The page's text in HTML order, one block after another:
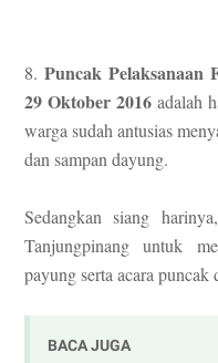
8. Puncak Pelaksanaan
29 Oktober 2016 adalah
warga sudah antusias
dan sampan dayung.
Sedangkan siang
Tanjungpinang untuk
payung serta acara
BACA JUGA